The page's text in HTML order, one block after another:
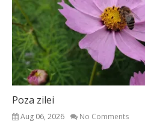
Poza zilei
Aug 06, 2026 No Comments